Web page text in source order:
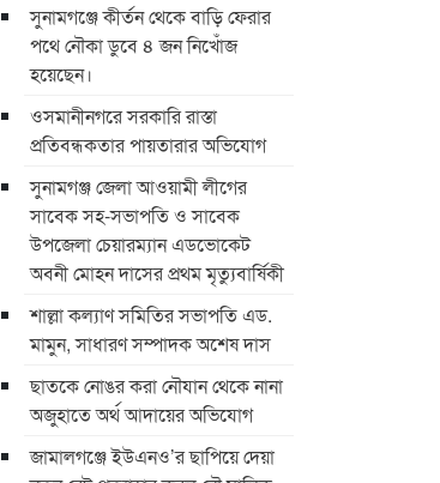
সুনামগঞ্জে কীর্তন থেকে বাড়ি ফেরার
পথে নৌকা ডুবে ৪ জন নিখোঁজ
হয়েছেন।
ওসমানীনগরে সরকারি রাস্তা
প্রতিবন্ধকতার পায়তারার অভিযোগ
সুনামগঞ্জ জেলা আওয়ামী লীগের
সাবেক সহ-সভাপতি ও সাবেক
উপজেলা চেয়ারম্যান এডভোকেট
অবনী মোহন দাসের প্রথম মৃত্যুবার্ষিকী
শাল্লা কল্যাণ সমিতির সভাপতি এড.
মামুন, সাধারণ সম্পাদক অশেষ দাস
ছাতকে নোঙর করা নৌযান থেকে নানা
অজুহাতে অর্থ আদায়ের অভিযোগ
জামালগঞ্জে ইউএনও’র ছাপিয়ে দেয়া